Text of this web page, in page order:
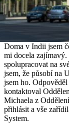
Doma v Indii jsem
mi docela
spolupracovat na
jsem, že působí na
jsem ho.
kontaktoval
Michaela z
přihlásit a vše
System.